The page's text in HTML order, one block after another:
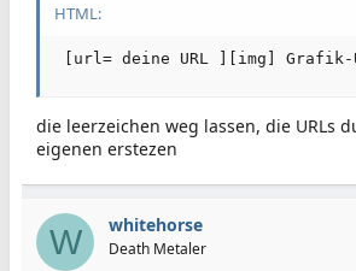
HTML:
[url= deine URL ][img]
die leerzeichen weg lassen, die URLs
eigenen erstezen
W whitehorse
Death Metaler